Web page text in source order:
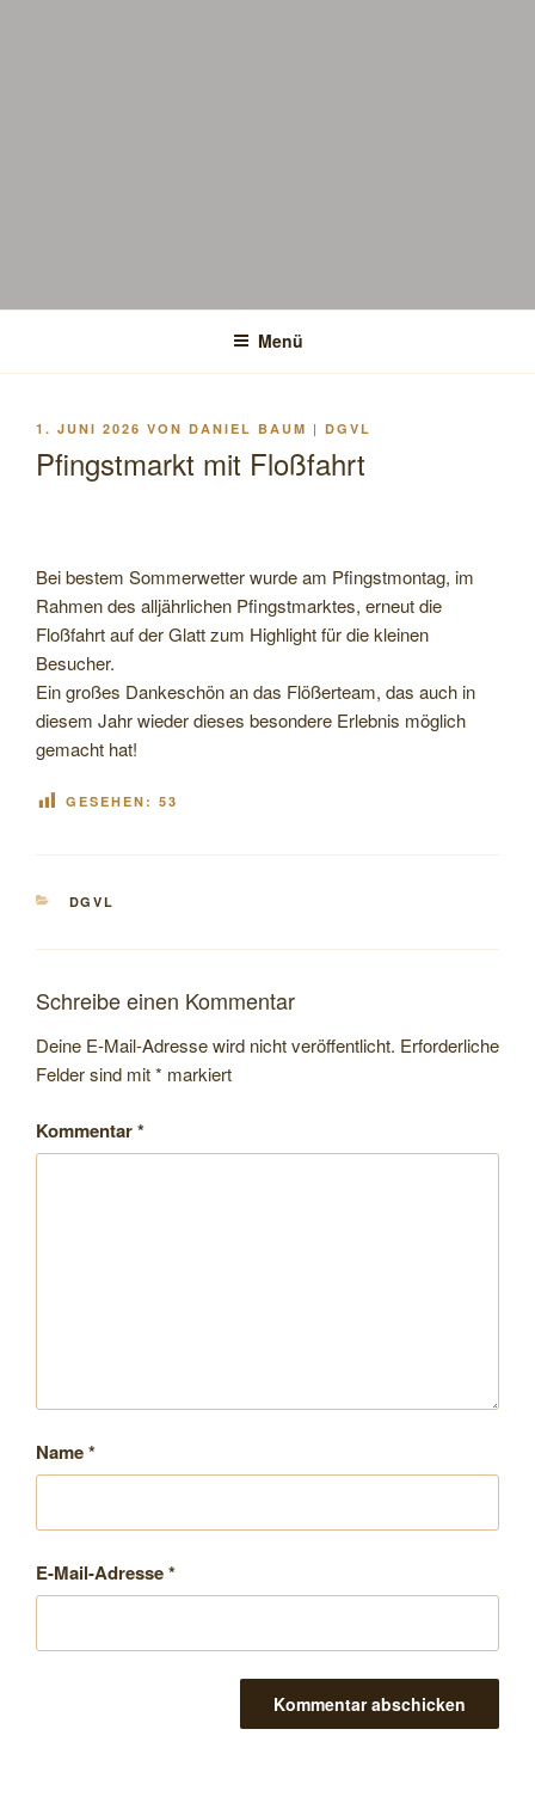
Menü
VERÖFFENTLICHT
1. JUNI 2026 VON DANIEL BAUM | DGVL
Pfingstmarkt mit Floßfahrt
Bei bestem Sommerwetter wurde am Pfingstmontag, im
Rahmen des alljährlichen Pfingstmarktes, erneut die
Floßfahrt auf der Glatt zum Highlight für die kleinen
Besucher.
Ein großes Dankeschön an das Flößerteam, das auch in
diesem Jahr wieder dieses besondere Erlebnis möglich
gemacht hat!
GESEHEN: 53
KATEGORIEN
DGVL
Schreibe einen Kommentar
Deine E-Mail-Adresse wird nicht veröffentlicht. Erforderliche
Felder sind mit* markiert
Kommentar*
Name*
E-Mail-Adresse*